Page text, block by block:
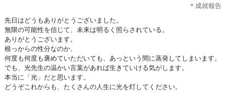
＊成就報告
先日はどうもありがとうございました。
無限の可能性を信じて、未来は明るく照らされている。
ありがとうございます。
根っからの性分なのか、
何度も何度も褒めていただいても、あっという間に蒸発してしまいます。
でも、光先生の温かい言葉があれば生きていける気がします。
本当に「光」だと思います。
どうぞこれからも、たくさんの人生に光を灯してください。